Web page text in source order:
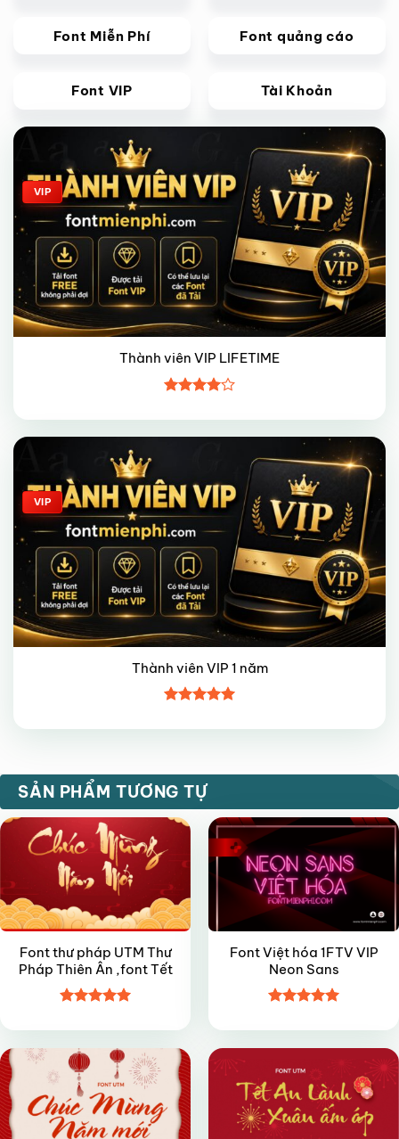
Font Miễn Phí Font quảng cáo
Font VIP Tài Khoản
Giảm giá!
VIP
Thành viên VIP LIFETIME
xếp hạng
45 sao
Giảm giá!
VIP
Thành viên VIP 1 năm
hạng55
SẢN PHẨM TƯƠNG TỰ
FREE
Font thư pháp UTM Thư
Pháp Thiên Ân ,font Tết
hạng55
Font Việt hóa 1FTV VIP
Neon Sans
hạng55